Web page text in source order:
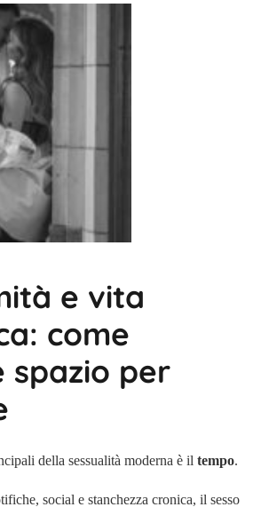
e vita
come
spazio per
della sessualità moderna è il tempo.
social e stanchezza cronica, il sesso